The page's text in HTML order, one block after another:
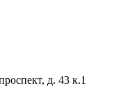
д. 43 к.1